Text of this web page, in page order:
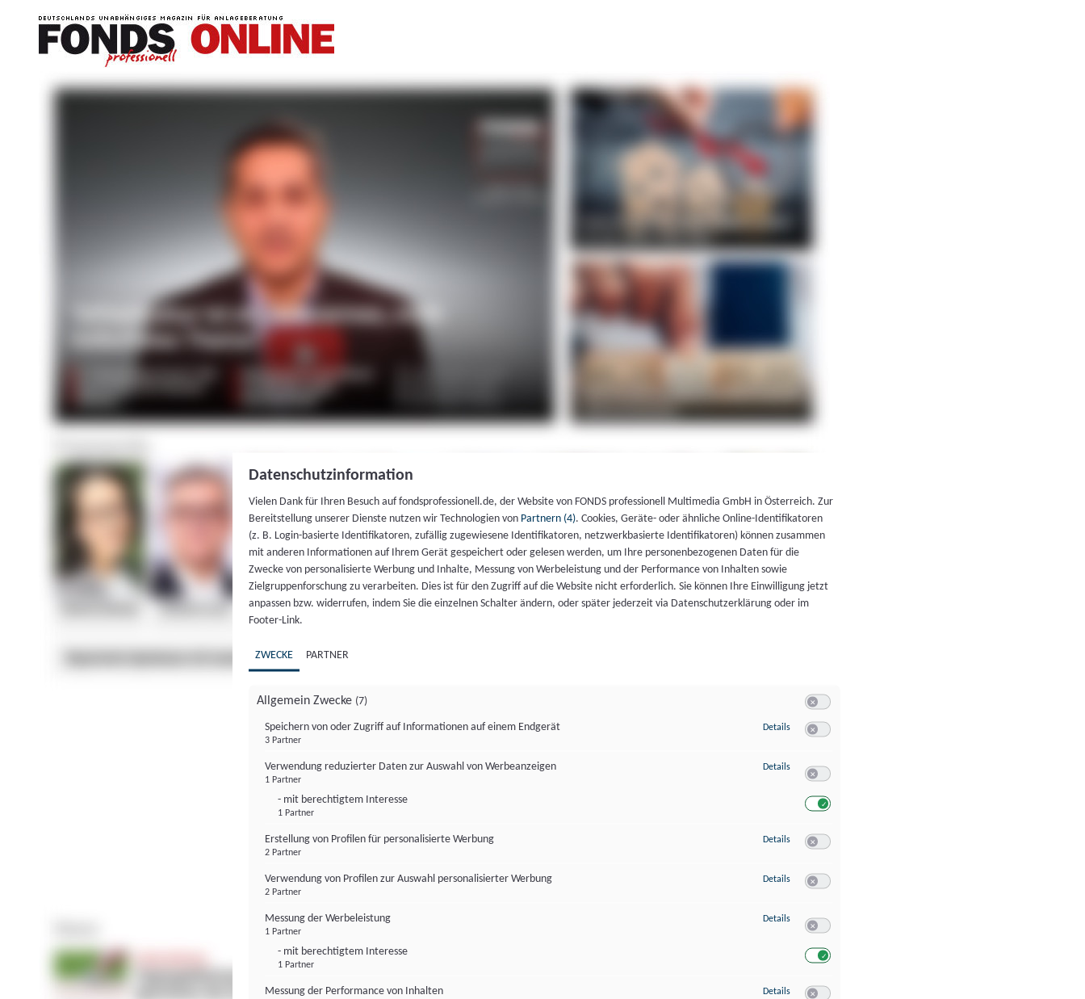
Datenschutzinformation
Vielen Dank für Ihren Besuch auf fondsprofessionell.de, der Website von FONDS professionell Multimedia GmbH in Österreich. Zur
Bereitstellung unserer Dienste nutzen wir Technologien von Partnern (4). Cookies, Geräte- oder ähnliche Online-Identifikatoren
(z. B. Login-basierte Identifikatoren, zufällig zugewiesene Identifikatoren, netzwerkbasierte Identifikatoren) können zusammen
mit anderen Informationen auf Ihrem Gerät gespeichert oder gelesen werden, um Ihre personenbezogenen Daten für die
Zwecke von personalisierte Werbung und Inhalte, Messung von Werbeleistung und der Performance von Inhalten sowie
Zielgruppenforschung zu verarbeiten. Dies ist für den Zugriff auf die Website nicht erforderlich. Sie können Ihre Einwilligung jetzt
anpassen bzw. widerrufen, indem Sie die einzelnen Schalter ändern, oder später jederzeit via Datenschutzerklärung oder im
Footer-Link.
ZWECKE PARTNER
Allgemein Zwecke (7)
Speichern von oder Zugriff auf Informationen auf einem Endgerät
3 Partner
Details zu Speichern von oder Zugriff auf Informationen auf einem Endgerät
Verwendung reduzierter Daten zur Auswahl von Werbeanzeigen
1 Partner
- mit berechtigtem Interesse
1 Partner
Details zu Verwendung reduzierter Daten zur Auswahl von Werbeanzeigen
Erstellung von Profilen für personalisierte Werbung
2 Partner
Details zu Erstellung von Profilen für personalisierte Werbung
Verwendung von Profilen zur Auswahl personalisierter Werbung
2 Partner
Details zu Verwendung von Profilen zur Auswahl personalisierter Werbung
Messung der Werbeleistung
1 Partner
- mit berechtigtem Interesse
1 Partner
Details zu Messung der Werbeleistung
Messung der Performance von Inhalten
Details zu Messung der Performance von Inhalten